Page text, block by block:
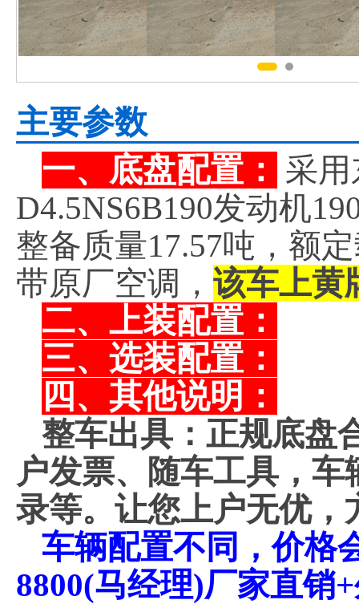
主要参数
一、底盘配置：
采用
D4.5NS6B190发动机
整备质量17.57吨，额
带原厂空调， 该车上黄
二、上装配置：
三、选装配置：
四、其他说明：
整车出具：正规底盘
户发票、随车工具，
录等。让您上户无优，
车辆配置不同，价格
8800(马经理)厂家直销